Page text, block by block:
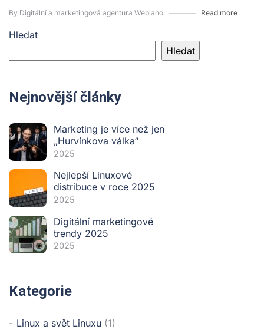
By Digitální a marketingová agentura Webiano Read more
Hledat
Hledat
Nejnovější články
Marketing je více než jen
„Hurvínkova válka“
2025
Nejlepší Linuxové
distribuce v roce 2025
2025
Digitální marketingové
trendy 2025
2025
Kategorie
Linux a svět Linuxu (1)